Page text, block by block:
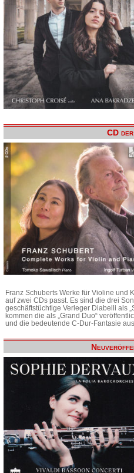
CD
Franz Schuberts Werke für Violine und
auf zwei CDs passt. Es sind die drei
geschäftstüchtige Verleger Diabelli als
kommen die als „Grand Duo“
und die bedeutende C-Dur-Fantasie